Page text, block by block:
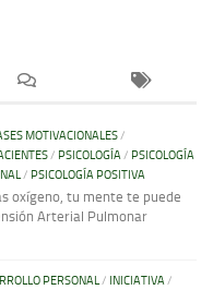
MOTIVACIONALES/
/ PSICOLOGÍA/ PSICOLOGÍA
/ PSICOLOGÍA POSITIVA
oxígeno, tu mente te puede
Arterial Pulmonar
PERSONAL/ INICIATIVA/